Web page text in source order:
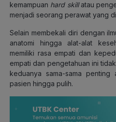
kemampuan hard skillatau
menjadi seorang perawat yang
Selain membekali diri dengan
anatomi hingga alat-alat
memiliki rasa empati dan
empati dan pengetahuan ini
keduanya sama-sama penting
pasien hingga pulih.